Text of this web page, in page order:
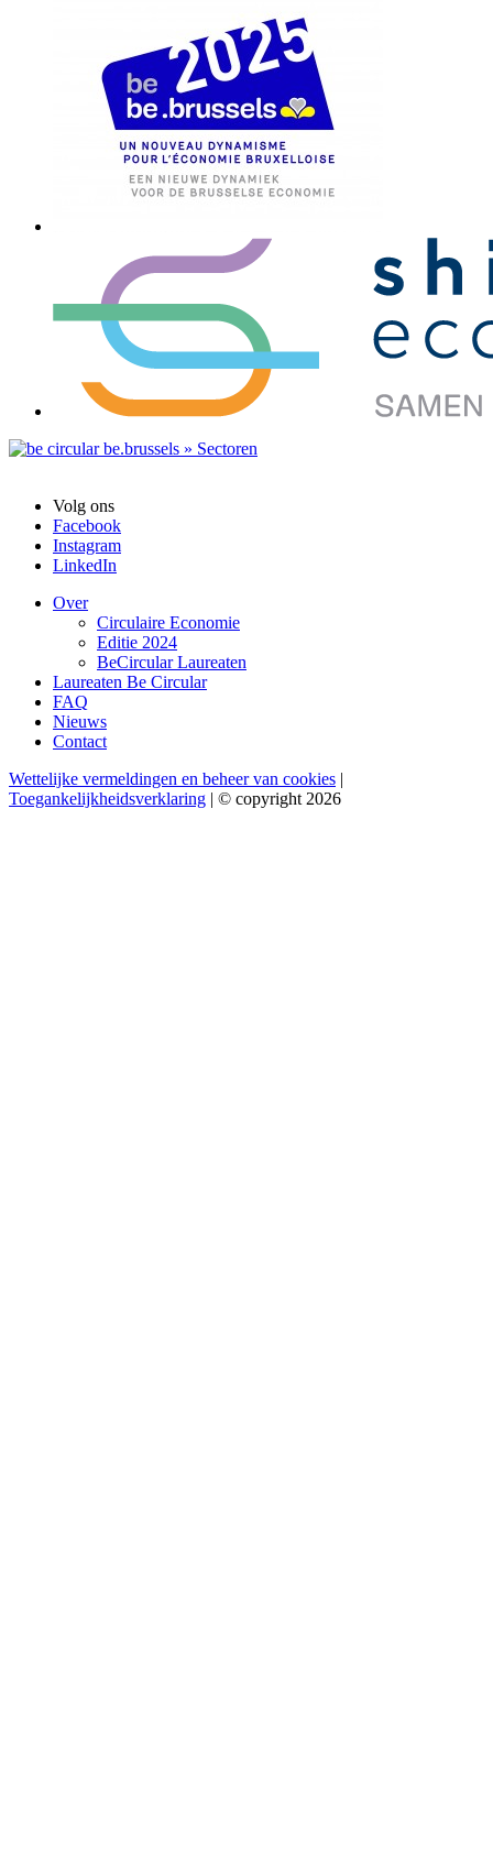
Volg ons
Facebook
Instagram
LinkedIn
Over
Circulaire Economie
Editie 2024
BeCircular Laureaten
Laureaten Be Circular
FAQ
Nieuws
Contact
Wettelijke vermeldingen en beheer van cookies |
Toegankelijkheidsverklaring | © copyright 2026